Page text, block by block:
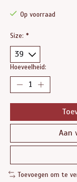
Op voorraad
Size: *
Hoeveelheid:
Aan
Toevoegen om te